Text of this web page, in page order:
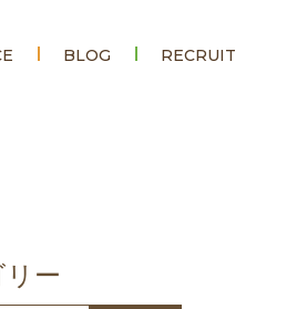
BLOG RECRUIT
ー